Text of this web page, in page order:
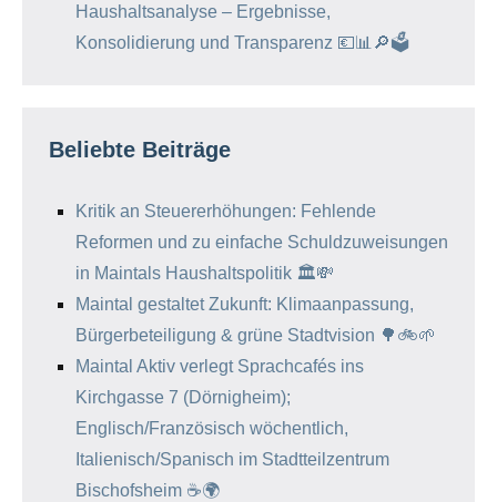
Haushaltsanalyse – Ergebnisse,
Konsolidierung und Transparenz 💶📊🔎🗳️
Beliebte Beiträge
Kritik an Steuererhöhungen: Fehlende
Reformen und zu einfache Schuldzuweisungen
in Maintals Haushaltspolitik 🏛️💸
Maintal gestaltet Zukunft: Klimaanpassung,
Bürgerbeteiligung & grüne Stadtvision 🌳🚲🌱
Maintal Aktiv verlegt Sprachcafés ins
Kirchgasse 7 (Dörnigheim);
Englisch/Französisch wöchentlich,
Italienisch/Spanisch im Stadtteilzentrum
Bischofsheim ☕️🌍